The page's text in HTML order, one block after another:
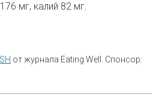
мг, калий 82 мг.
от журнала Eating Well. Спонсор: